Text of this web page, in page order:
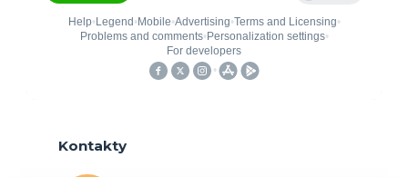
Kontakty